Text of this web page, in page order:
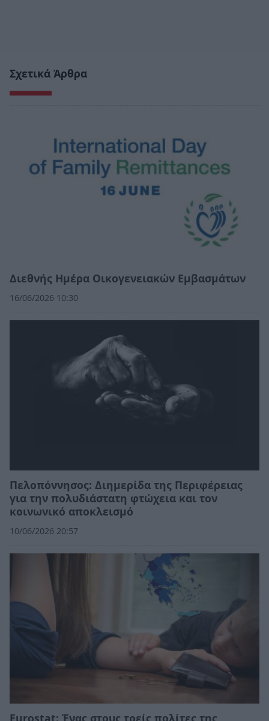
Σχετικά Άρθρα
Διεθνής Ημέρα Οικογενειακών Εμβασμάτων
16/06/2026 10:30
Πελοπόννησος: Διημερίδα της Περιφέρειας
για την πολυδιάστατη φτώχεια και τον
κοινωνικό αποκλεισμό
10/06/2026 20:57
Eurostat: Ένας στους τρείς πολίτες της